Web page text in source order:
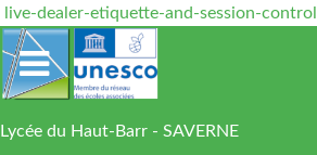
live-dealer-etiquette-and-session-control
Lycée du Haut-Barr - SAVERNE